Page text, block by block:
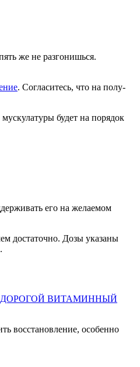
же не разгонишься.
. Согласитесь, что на полу-
будет на порядок
его на желаемом
достаточно. Дозы указаны
ДОРОГОЙ ВИТАМИННЫЙ
восстановление, особенно